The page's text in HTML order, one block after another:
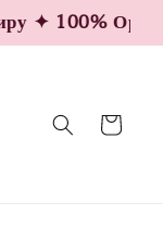
✦ 100%
Корзина